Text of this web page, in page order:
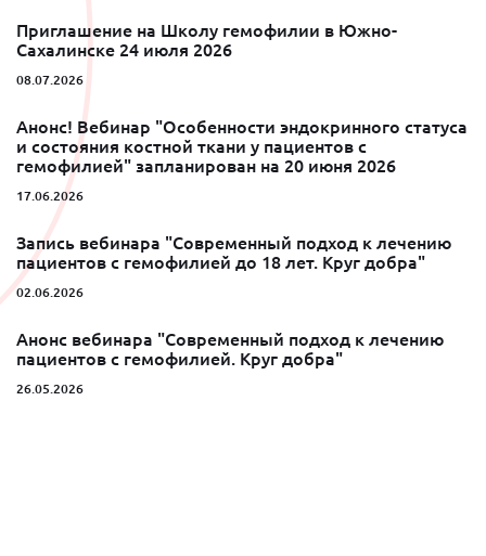
Приглашение на Школу гемофилии в Южно-
Сахалинске 24 июля 2026
08.07.2026
Анонс! Вебинар "Особенности эндокринного статуса
и состояния костной ткани у пациентов с
гемофилией" запланирован на 20 июня 2026
17.06.2026
Запись вебинара "Современный подход к лечению
пациентов с гемофилией до 18 лет. Круг добра"
02.06.2026
Анонс вебинара "Современный подход к лечению
пациентов с гемофилией. Круг добра"
26.05.2026